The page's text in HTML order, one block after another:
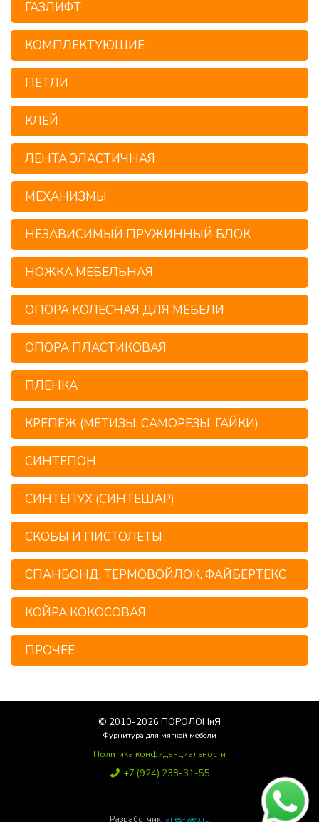
ГАЗЛИФТ
КОМПЛЕКТУЮЩИЕ
ПЕТЛИ
КЛЕЙ
ЛЕНТА ЭЛАСТИЧНАЯ
МЕХАНИЗМЫ
НЕЗАВИСИМЫЙ ПРУЖИННЫЙ БЛОК
НОЖКА МЕБЕЛЬНАЯ
ОПОРА КОЛЕСНАЯ ДЛЯ МЕБЕЛИ
ОПОРА ПЛАСТИКОВАЯ
ПЛЕНКА
КРЕПЕЖ (МЕТИЗЫ, САМОРЕЗЫ, ГАЙКИ)
СИНТЕПОН
СИНТЕПУХ (СИНТЕШАР)
СКОБЫ И ПИСТОЛЕТЫ
СПАНБОНД, ТЕРМОВОЙЛОК, ФАЙБЕРТЕКС
КОЙРА КОКОСОВАЯ
ПРОЧЕЕ
© 2010-2026 ПОРОЛОНиЯ
Фурнитура для мягкой мебели
Политика конфиденциальности
Разработчик: aries-web.ru
+7 (924) 238-31-55